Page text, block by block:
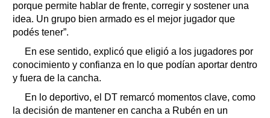
porque permite hablar de frente, corregir y sostener una
idea. Un grupo bien armado es el mejor jugador que
podés tener”.
En ese sentido, explicó que eligió a los jugadores por
conocimiento y confianza en lo que podían aportar dentro
y fuera de la cancha.
En lo deportivo, el DT remarcó momentos clave, como
la decisión de mantener en cancha a Rubén en un